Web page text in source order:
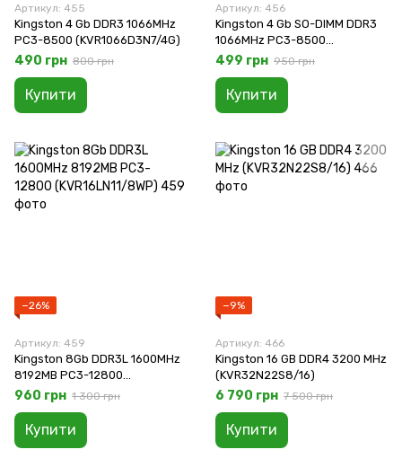
Артикул: 455
Kingston 4 Gb DDR3 1066MHz
PC3-8500 (KVR1066D3N7/4G)
490 грн 800 грн
Купити
Артикул: 456
Kingston 4 Gb SO-DIMM DDR3
1066MHz PC3-8500
(KVR1066D3S7/4G)
499 грн 950 грн
Купити
−26%
Артикул: 459
Kingston 8Gb DDR3L 1600MHz
8192MB PC3-12800
(KVR16LN11/8WP)
960 грн 1 300 грн
Купити
−9%
Артикул: 466
Kingston 16 GB DDR4 3200 MHz
(KVR32N22S8/16)
6 790 грн 7 500 грн
Купити